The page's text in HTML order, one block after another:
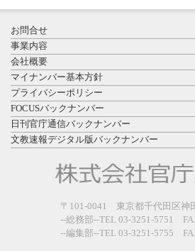
お問合せ
事業内容
会社概要
マイナンバー基本方針
プライバシーポリシー
FOCUSバックナンバー
日刊官庁通信バックナンバー
文教速報デジタル版バックナンバー
〒101-0041 東京都千代田区神
--総務部--TEL 03-3251-5751
--編集部--TEL 03-3251-5755